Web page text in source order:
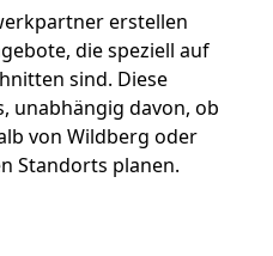
erstellen
die speziell auf
sind. Diese
unabhängig davon, ob
von Wildberg oder
Standorts planen.